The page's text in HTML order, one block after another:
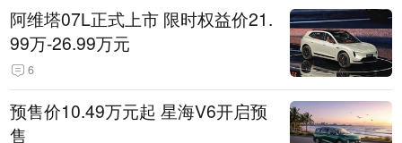
阿维塔07L正式上市 限时权益价21.
99万-26.99万元
6
预售价10.49万元起 星海V6开启预
售